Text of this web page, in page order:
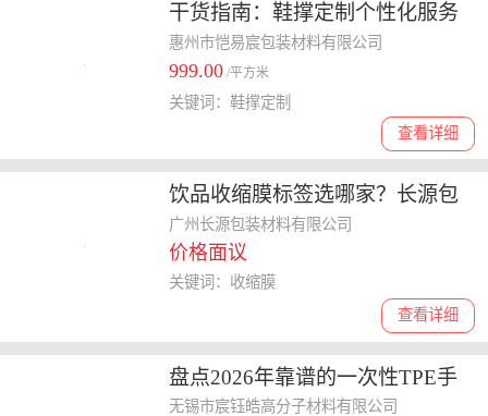
干货指南：鞋撑定制个性化服务
多少钱
惠州市恺易宸包装材料有限公司
999.00 /平方米
查看详细
关键词：鞋撑定制
饮品收缩膜标签选哪家？长源包
装材料的定制方案解析
广州长源包装材料有限公司
价格面议
查看详细
关键词：收缩膜
盘点2026年靠谱的一次性TPE手
套厂家
无锡市宸钰皓高分子材料有限公司